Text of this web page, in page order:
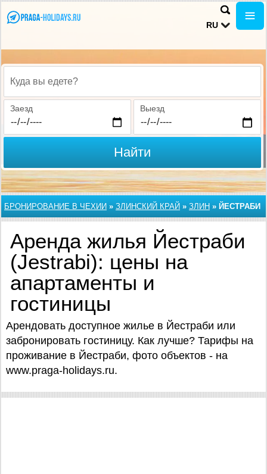
RU
Куда вы едете?
Заезд Выезд
Найти
БРОНИРОВАНИЕ В ЧЕХИИ » ЗЛИНСКИЙ КРАЙ » ЗЛИН » ЙЕСТРАБИ
Аренда жилья Йестраби
(Jestrabi): цены на
апартаменты и
гостиницы
Арендовать доступное жилье в Йестраби или
забронировать гостиницу. Как лучше? Тарифы на
проживание в Йестраби, фото объектов - на
www.praga-holidays.ru.